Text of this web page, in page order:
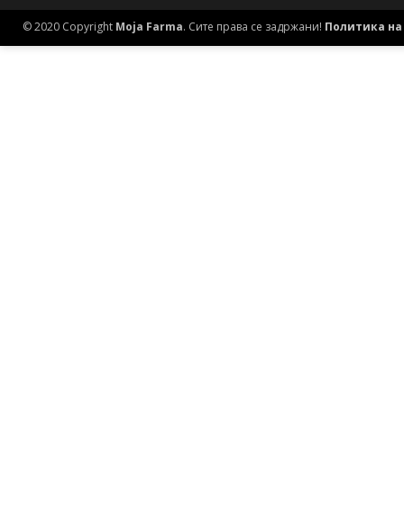
© 2020 Copyright Moja Farma. Сите права се задржани! Политика